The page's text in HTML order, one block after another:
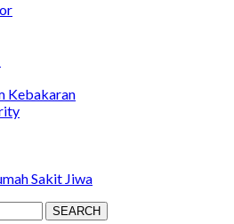
Kebakaran
Sakit Jiwa
SEARCH